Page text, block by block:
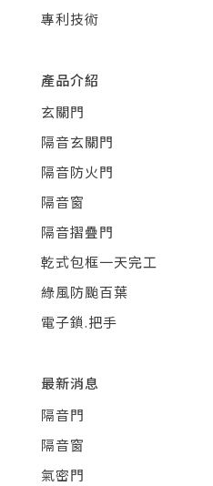
專利技術
產品介紹
玄關門
隔音玄關門
隔音防火門
隔音窗
隔音摺疊門
乾式包框一天完工
綠風防颱百葉
電子鎖.把手
最新消息
隔音門
隔音窗
氣密門